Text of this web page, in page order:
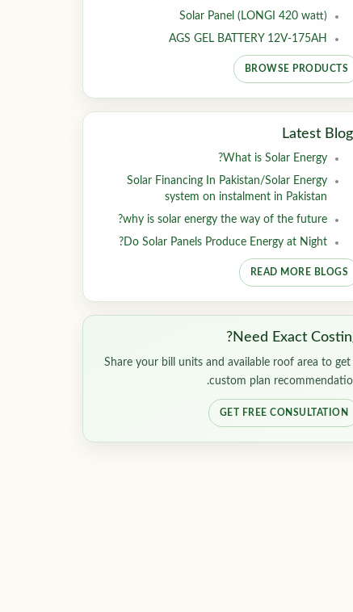
Solar Panel (LONGI 420 watt)
AGS GEL BATTERY 12V-175AH
BROWSE PRODUCTS
Latest
What is Solar Energy?
Solar Financing In Pakistan/Solar Energy
system on instalment in Pakistan
why is solar energy the way of the future?
Do Solar Panels Produce Energy at Night?
READ MORE BLOGS
Need Exact
Share your bill units and available roof area to get
custom plan
GET FREE CONSULTATION